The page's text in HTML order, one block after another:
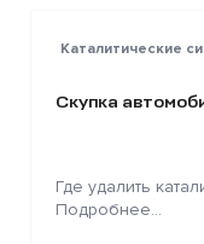
Каталитические
Скупка
Где удалить
Подробнее...